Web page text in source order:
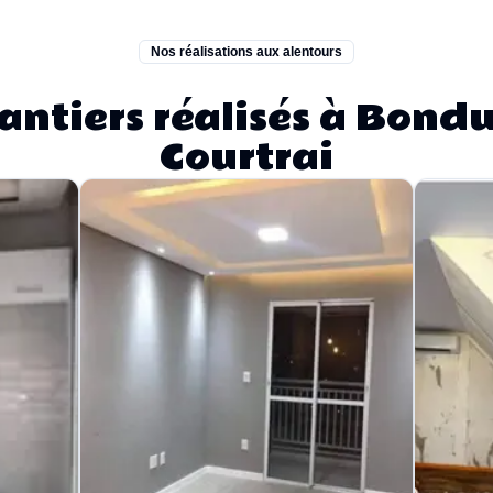
Nos réalisations aux alentours
réalisés à
Courtrai